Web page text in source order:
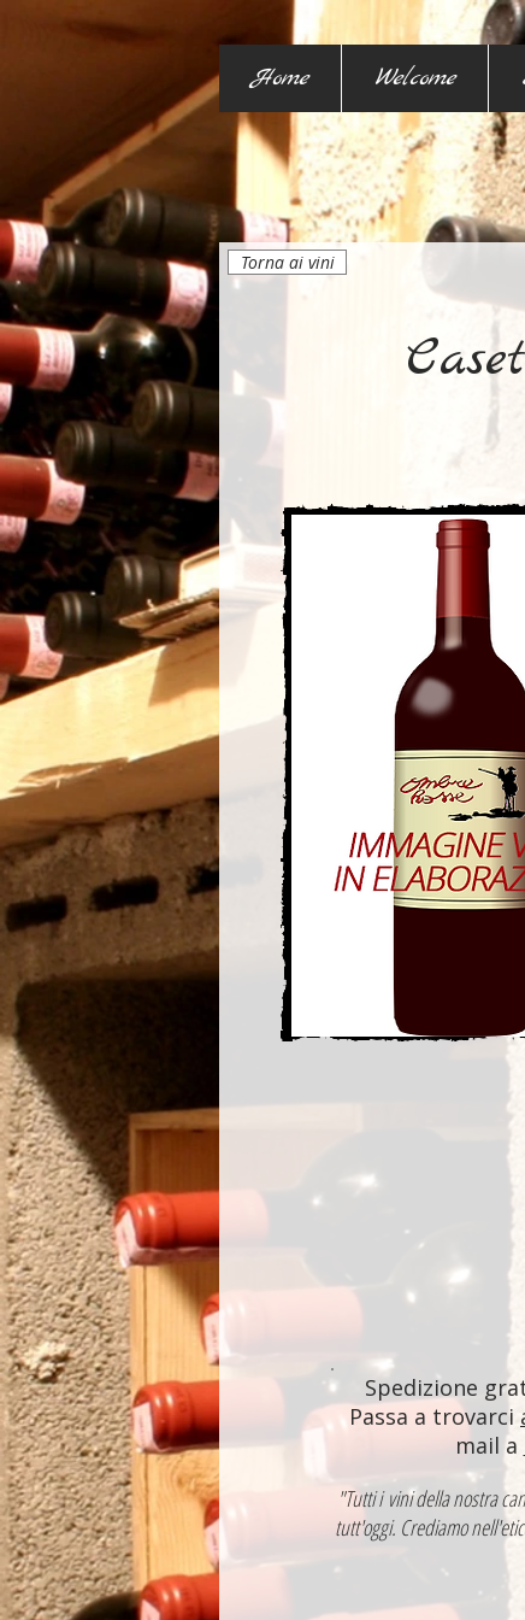
Home Welcome
Torna ai vini
Spedizione
Passa a trovarci
mail a
"Tutti i vini della nostra
tutt'oggi. Crediamo